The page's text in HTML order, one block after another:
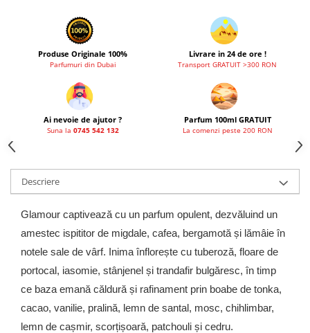
Produse Originale 100%
Parfumuri din Dubai
Livrare in 24 de ore !
Transport GRATUIT >300 RON
Ai nevoie de ajutor ?
Suna la 0745 542 132
Parfum 100ml GRATUIT
La comenzi peste 200 RON
Descriere
Glamour captivează cu un parfum opulent, dezvăluind un
amestec ispititor de migdale, cafea, bergamotă și lămâie în
notele sale de vârf. Inima înflorește cu tuberoză, floare de
portocal, iasomie, stânjenel și trandafir bulgăresc, în timp
ce baza emană căldură și rafinament prin boabe de tonka,
cacao, vanilie, pralină, lemn de santal, mosc, chihlimbar,
lemn de cașmir, scorțișoară, patchouli și cedru.